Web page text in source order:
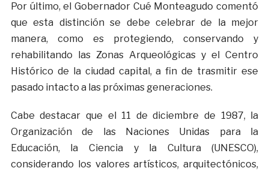
Por último, el Gobernador Cué Monteagudo comentó
que esta distinción se debe celebrar de la mejor
manera, como es protegiendo, conservando y
rehabilitando las Zonas Arqueológicas y el Centro
Histórico de la ciudad capital, a fin de trasmitir ese
pasado intacto a las próximas generaciones.
Cabe destacar que el 11 de diciembre de 1987, la
Organización de las Naciones Unidas para la
Educación, la Ciencia y la Cultura (UNESCO),
considerando los valores artísticos, arquitectónicos,